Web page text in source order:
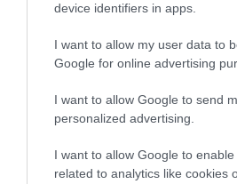
device identifiers in apps.
I want to allow my user data to
Google for online advertising
I want to allow Google to send
personalized advertising.
I want to allow Google to
related to analytics like cookies
30.07.2026
Public Group: Πωλήσεις